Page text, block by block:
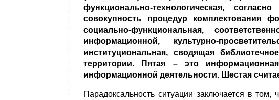
функционально-технологическая,
совокупность процедур комплектования
социально-функциональная,
информационной, культурно-
институциональная, сводящая
территории. Пятая – это
информационной деятельности. Шестая
Парадоксальность ситуации заключается в